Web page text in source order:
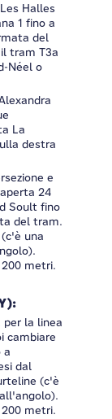
Halles
1 fino a
del
tram T3a
Néel o
La
destra
e
24
Soult fino
del tram.
una
metri.
per la linea
cambiare
a
dal
(c'è
metri.